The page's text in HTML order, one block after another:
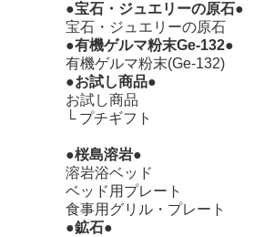
●宝石・ジュエリーの原石●
宝石・ジュエリーの原石
●有機ゲルマ粉末Ge-132●
有機ゲルマ粉末(Ge-132)
●お試し商品●
お試し商品
└ プチギフト
●桜島溶岩●
溶岩浴ベッド
ベッド用プレート
食事用グリル・プレート
●鉱石●